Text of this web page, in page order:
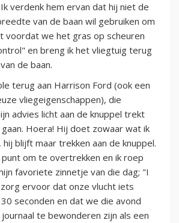
verdenk hem ervan dat hij niet de
van de baan wil gebruiken om
voordat we het gras op scheuren
en breng ik het vliegtuig terug
de baan.
terug aan Harrison Ford (ook een
vliegeigenschappen), die
advies licht aan de knuppel trekt
Hoera! Hij doet zowaar wat ik
hij blijft maar trekken aan de knuppel.
om te overtrekken en ik roep
favoriete zinnetje van die dag; "I
ervoor dat onze vlucht iets
seconden en dat we die avond
te bewonderen zijn als een